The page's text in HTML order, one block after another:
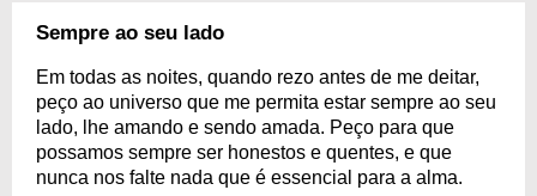
Sempre ao seu lado
Em todas as noites, quando rezo antes de me deitar,
peço ao universo que me permita estar sempre ao seu
lado, lhe amando e sendo amada. Peço para que
possamos sempre ser honestos e quentes, e que
nunca nos falte nada que é essencial para a alma.